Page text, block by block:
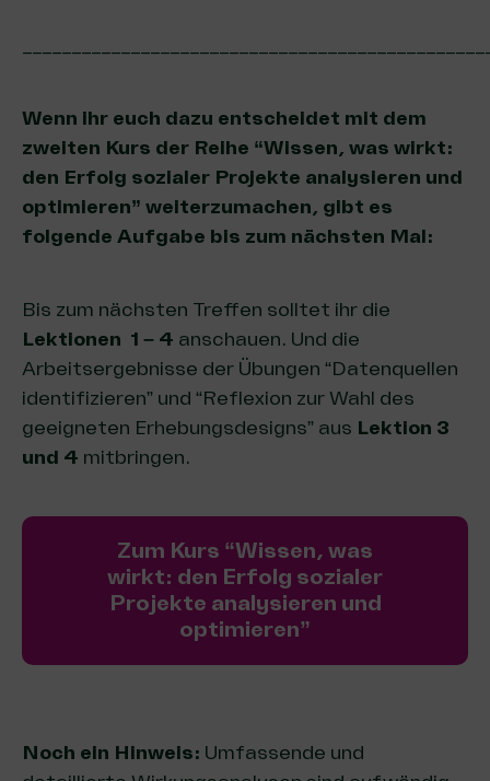
Wenn ihr euch dazu entscheidet mit dem
zweiten Kurs der Reihe “Wissen, was wirkt:
den Erfolg sozialer Projekte analysieren und
optimieren” weiterzumachen, gibt es
folgende Aufgabe bis zum nächsten Mal:
Bis zum nächsten Treffen solltet ihr die
Lektionen 1 – 4 anschauen. Und die
Arbeitsergebnisse der Übungen “Datenquellen
identifizieren” und “Reflexion zur Wahl des
geeigneten Erhebungsdesigns” aus Lektion 3
und 4 mitbringen.
Zum Kurs “Wissen, was
wirkt: den Erfolg sozialer
Projekte analysieren und
optimieren”
Noch ein Hinweis: Umfassende und